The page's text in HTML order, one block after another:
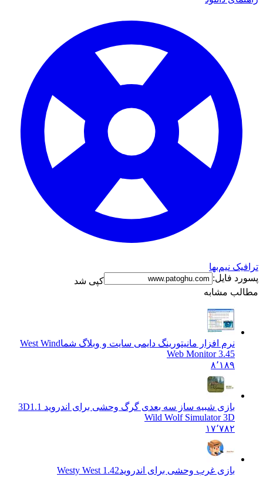
نیم‌بها
فایل:
کپی شد
مشابه
نرم افزار مانیتورینگ دایمی سایت و وبلاگ شماWest Wind
Web Monitor 3.45
بازی شبیه ساز سه بعدی گرگ وحشی برای اندروید 3D 1.1
Wild Wolf Simulator 3D
۱۷٬۷۸۲
بازی غرب وحشی برای اندروید Westy West 1.42